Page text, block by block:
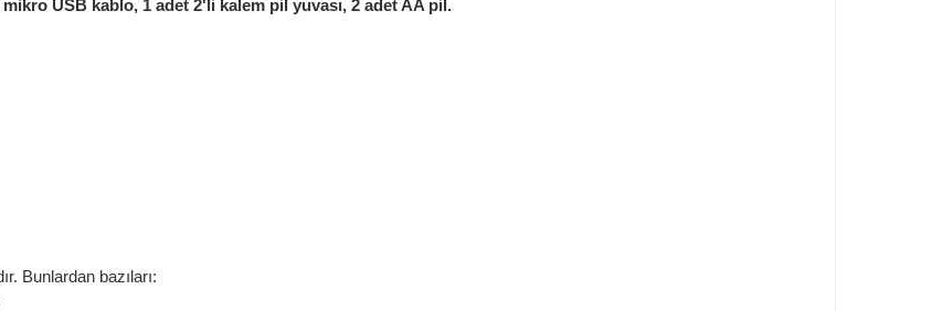
USB kablo, 1 adet 2'li kalem pil yuvası, 2 adet AA pil.
Bunlardan bazıları: